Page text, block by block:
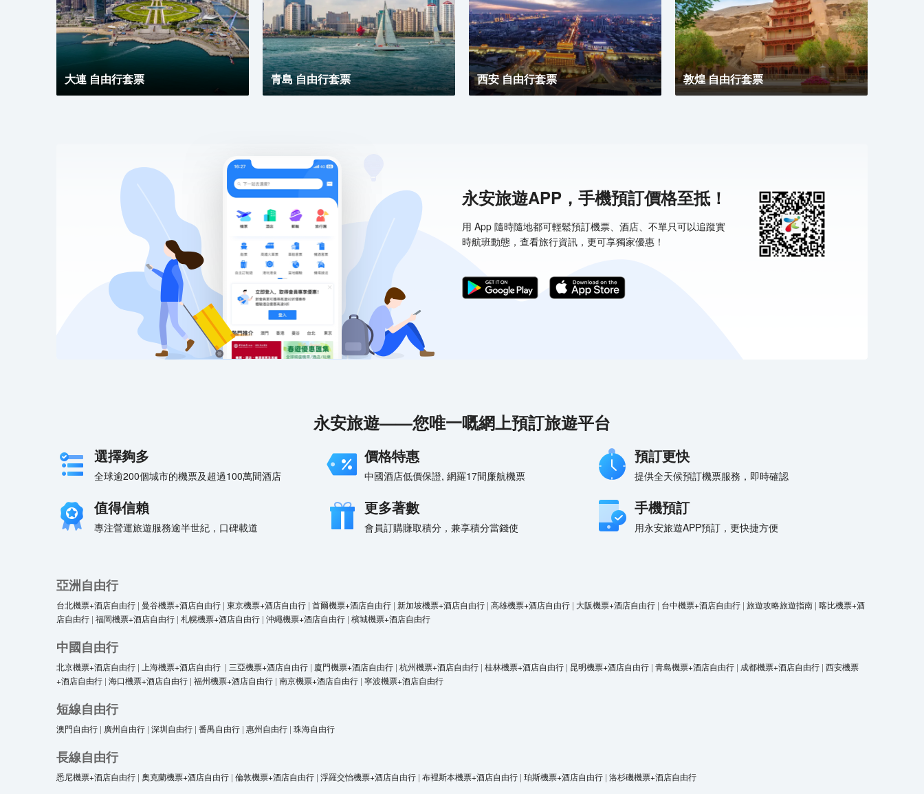
大連 自由行套票 青島 自由行套票 西安 自由行套票 敦煌 自由行套票
永安旅遊APP，手機預訂價格至抵！
用 App 隨時隨地都可輕鬆預訂機票、酒店、不單只可以追蹤實
時航班動態，查看旅行資訊，更可享獨家優惠！
永安旅遊——您唯一嘅網上預訂旅遊平台
選擇夠多
全球逾200個城市的機票及超過100萬間酒店
價格特惠
中國酒店低價保證, 網羅17間廉航機票
預訂更快
提供全天候預訂機票服務，即時確認
值得信賴
專注營運旅遊服務逾半世紀，口碑載道
更多著數
會員訂購賺取積分，兼享積分當錢使
手機預訂
用永安旅遊APP預訂，更快捷方便
亞洲自由行
台北機票+酒店自由行 | 曼谷機票+酒店自由行 | 東京機票+酒店自由行 | 首爾機票+酒店自由行 | 新加坡機票+酒店自由行 | 高雄機票+酒店自由行 | 大阪機票+酒店自由行 | 台中機票+酒店自由行 | 旅遊攻略旅遊指南 | 喀比機票+酒
店自由行 | 福岡機票+酒店自由行 | 札幌機票+酒店自由行 | 沖繩機票+酒店自由行 | 檳城機票+酒店自由行
中國自由行
北京機票+酒店自由行 | 上海機票+酒店自由行 | 三亞機票+酒店自由行 | 廈門機票+酒店自由行 | 杭州機票+酒店自由行 | 桂林機票+酒店自由行 | 昆明機票+酒店自由行 | 青島機票+酒店自由行 | 成都機票+酒店自由行 | 西安機票
+酒店自由行 | 海口機票+酒店自由行 | 福州機票+酒店自由行 | 南京機票+酒店自由行 | 寧波機票+酒店自由行
短線自由行
澳門自由行 | 廣州自由行 | 深圳自由行 | 番禺自由行 | 惠州自由行 | 珠海自由行
長線自由行
悉尼機票+酒店自由行 | 奧克蘭機票+酒店自由行 | 倫敦機票+酒店自由行 | 浮羅交怡機票+酒店自由行 | 布裡斯本機票+酒店自由行 | 珀斯機票+酒店自由行 | 洛杉磯機票+酒店自由行